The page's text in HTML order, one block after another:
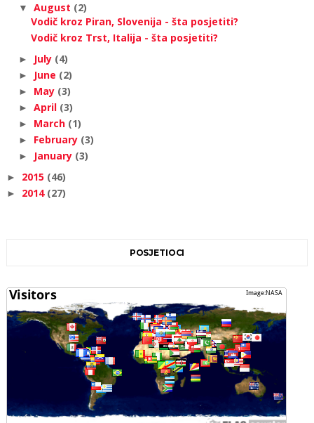
▼ August (2)
Vodič kroz Piran, Slovenija - šta posjetiti?
Vodič kroz Trst, Italija - šta posjetiti?
► July (4)
► June (2)
► May (3)
► April (3)
► March (1)
► February (3)
► January (3)
► 2015 (46)
► 2014 (27)
POSJETIOCI